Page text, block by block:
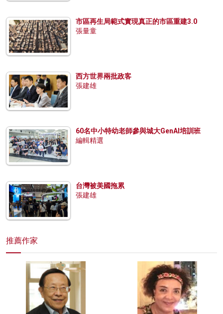
市區再生局範式實現真正的市區重建3.0
張量童
西方世界兩批政客
張建雄
60名中小特幼老師參與城大GenAI培訓班
編輯精選
台灣被美國拖累
張建雄
推薦作家